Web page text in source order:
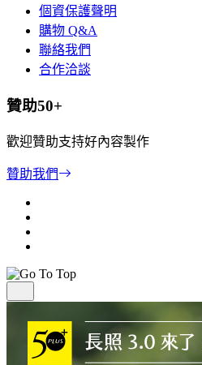
個資保護聲明
購物 Q&A
聯絡我們
合作洽談
贊助50+
歡迎贊助支持好內容製作
贊助我們